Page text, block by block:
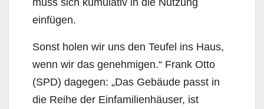
einfügen.
Sonst holen wir uns den Teufel ins Haus,
wenn wir das genehmigen.“ Frank Otto
(SPD) dagegen: „Das Gebäude passt in
die Reihe der Einfamilienhäuser, ist